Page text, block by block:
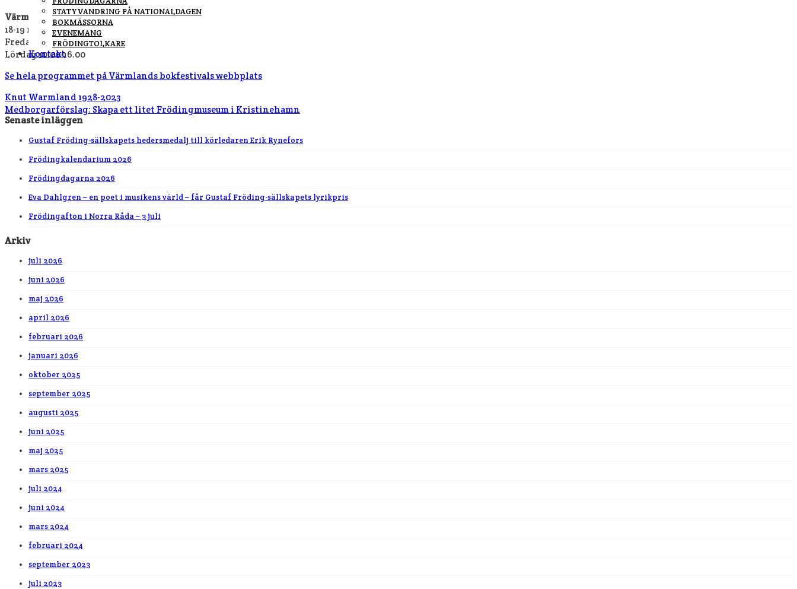
STATYVANDRING PÅ NATIONALDAGEN
BOKMÄSSORNA
EVENEMANG
FRÖDINGTOLKARE
Kontakt
Värmlands bokfestival på Nöjesfabriken i Karlstad
18-19 november 2022
Fredag 10.00-17.00
Lördag 10.00-16.00
Se hela programmet på Värmlands bokfestivals webbplats
Knut Warmland 1928-2023
Medborgarförslag: Skapa ett litet Frödingmuseum i Kristinehamn
Senaste inläggen
Gustaf Fröding-sällskapets hedersmedalj till körledaren Erik Rynefors
Frödingkalendarium 2026
Frödingdagarna 2026
Eva Dahlgren – en poet i musikens värld – får Gustaf Fröding-sällskapets lyrikpris
Frödingafton i Norra Råda – 3 juli
Arkiv
juli 2026
juni 2026
maj 2026
april 2026
februari 2026
januari 2026
oktober 2025
september 2025
augusti 2025
juni 2025
maj 2025
mars 2025
juli 2024
juni 2024
mars 2024
februari 2024
september 2023
juli 2023